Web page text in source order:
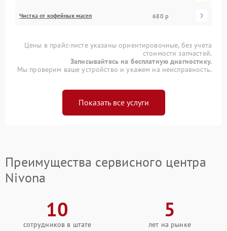
Чистка от кофейных масел 680 р
Цены в прайс-листе указаны ориентировочные, без учета
стоимости запчастей.
Записывайтесь на бесплатную диагностику.
Мы проверим ваше устройство и укажем на неисправность.
Показать все услуги
Преимущества сервисного центра
Nivona
10
сотрудников в штате
5
лет на рынке